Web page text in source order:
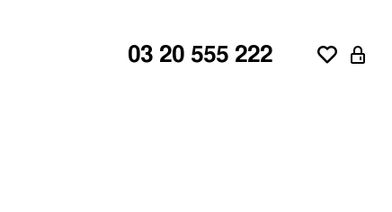
03 20 555 222